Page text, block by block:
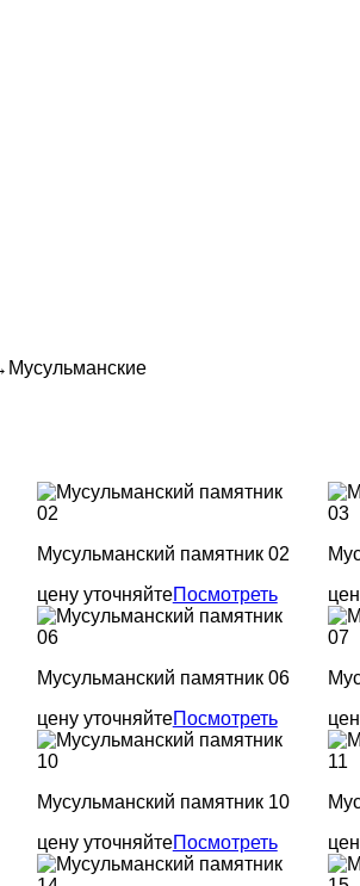
Мусульманские
Мусульманский памятник 02
цену уточняйтеПосмотреть
Мусульманский памятник 06
цену уточняйтеПосмотреть
Мусульманский памятник 10
цену уточняйтеПосмотреть